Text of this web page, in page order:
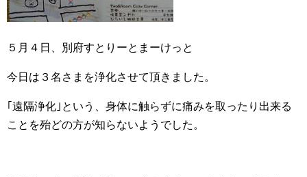
５月４日、別府すとりーとまーけっと
今日は３名さまを浄化させて頂きました。
｢遠隔浄化｣という、身体に触らずに痛みを取ったり出来る
ことを殆どの方が知らないようでした。